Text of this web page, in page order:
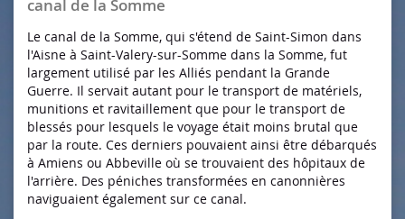
canal de la Somme
Le canal de la Somme, qui s'étend de Saint-Simon dans
l'Aisne à Saint-Valery-sur-Somme dans la Somme, fut
largement utilisé par les Alliés pendant la Grande
Guerre. Il servait autant pour le transport de matériels,
munitions et ravitaillement que pour le transport de
blessés pour lesquels le voyage était moins brutal que
par la route. Ces derniers pouvaient ainsi être débarqués
à Amiens ou Abbeville où se trouvaient des hôpitaux de
l'arrière. Des péniches transformées en canonnières
naviguaient également sur ce canal.